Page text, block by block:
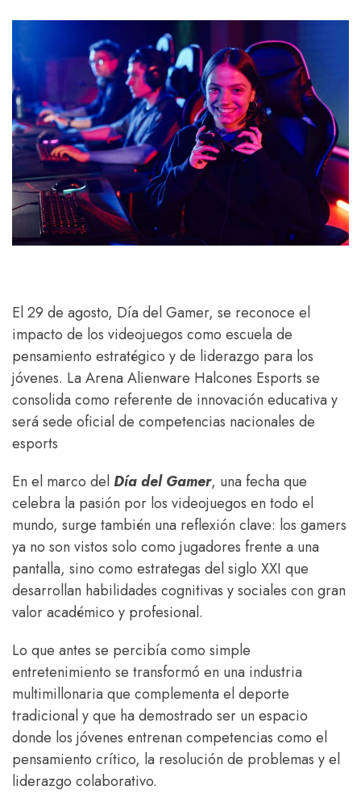
El 29 de agosto, Día del Gamer, se reconoce el
impacto de los videojuegos como escuela de
pensamiento estratégico y de liderazgo para los
jóvenes. La Arena Alienware Halcones Esports se
consolida como referente de innovación educativa y
será sede oficial de competencias nacionales de
esports
En el marco del Día del Gamer, una fecha que
celebra la pasión por los videojuegos en todo el
mundo, surge también una reflexión clave: los gamers
ya no son vistos solo como jugadores frente a una
pantalla, sino como estrategas del siglo XXI que
desarrollan habilidades cognitivas y sociales con gran
valor académico y profesional.
Lo que antes se percibía como simple
entretenimiento se transformó en una industria
multimillonaria que complementa el deporte
tradicional y que ha demostrado ser un espacio
donde los jóvenes entrenan competencias como el
pensamiento crítico, la resolución de problemas y el
liderazgo colaborativo.